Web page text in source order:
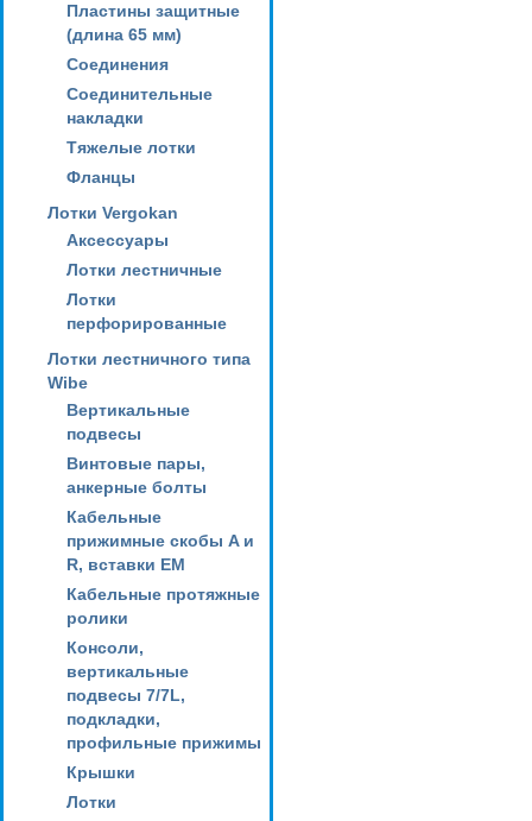
Пластины защитные
(длина 65 мм)
Соединения
Соединительные
накладки
Тяжелые лотки
Фланцы
Лотки Vergokan
Аксессуары
Лотки лестничные
Лотки
перфорированные
Лотки лестничного типа
Wibe
Вертикальные
подвесы
Винтовые пары,
анкерные болты
Кабельные
прижимные скобы A и
R, вставки EM
Кабельные протяжные
ролики
Консоли,
вертикальные
подвесы 7/7L,
подкладки,
профильные прижимы
Крышки
Лотки